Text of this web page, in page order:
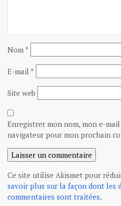
Nom *
E-mail *
Site web
Enregistrer mon nom, mon e-
navigateur pour mon prochain
Ce site utilise Akismet pour
savoir plus sur la façon dont les
commentaires sont traitées.